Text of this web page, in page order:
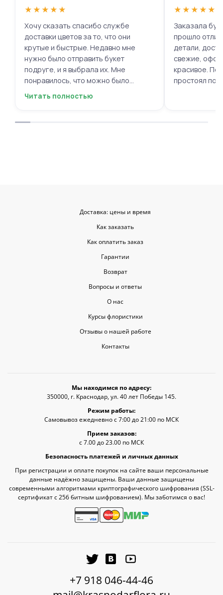
★★★★★
Хочу сказать спасибо службе
доставки цветов за то, что они
крутые и быстрые. Недавно мне
нужно было отправить букет
подруге, и я выбрала их. Мне
понравилось, что можно было
выбрать цветы и оформить заказ
время, и цветы были свежие и
Читать полностью
★★★★★
Заказала
прошло
детали,
свежие,
красивое.
простоял
Доставка: цены и время
Как заказать
Как оплатить заказ
Гарантии
Возврат
Вопросы и ответы
О нас
Курсы флористики
Отзывы о нашей работе
Контакты
Мы находимся по адресу:
350000, г. Краснодар, ул. 40 лет Победы 145.
Режим работы:
Самовывоз ежедневно с 7:00 до 21:00 по МСК
Прием заказов:
с 7.00 до 23.00 по МСК
Безопасность платежей и личных данных
При регистрации и оплате покупок на сайте ваши персональные
данные надёжно защищены. Ваши данные защищены
современными алгоритмами криптографического шифрования (SSL-
сертификат c 256 битным шифрованием). Мы заботимся о вас!
+7 918 046-44-46